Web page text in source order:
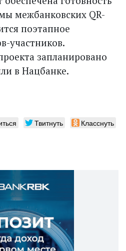
межбанковских QR-
поэтапное
участников.
запланировано
в Нацбанке.
Твитнуть Класснуть